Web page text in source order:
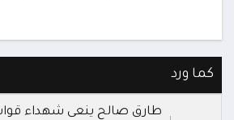
كما ورد
طارق صالح ينعى شهداء